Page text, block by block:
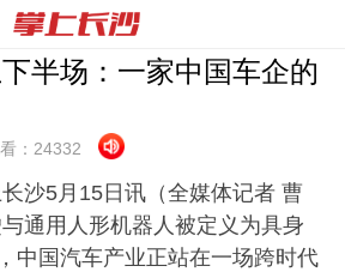
半场：一家中国车企的
： 24332
沙5月15日讯（全媒体记者 曹
通用人形机器人被定义为具身
中国汽车产业正站在一场跨时代